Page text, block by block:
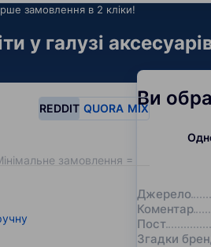
замовлення в 2 кліки!
у галузі
REDDIT QUORA MIX
замовлення = 20
of input
Ви
Джерело
Коментар
Пост
Згадки